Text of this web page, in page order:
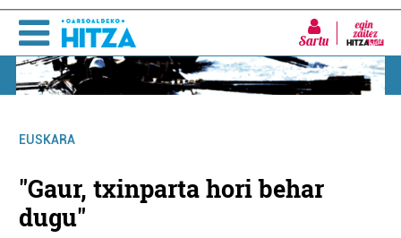
Sartu
EUSKARA
"Gaur, txinparta hori behar
dugu"